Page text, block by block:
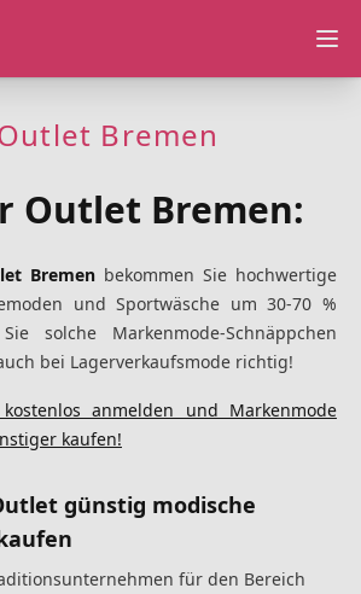
Bremen
Outlet Bremen:
Bremen bekommen Sie hochwertige
und Sportwäsche um 30-70 %
solche Markenmode-Schnäppchen
bei Lagerverkaufsmode richtig!
anmelden und Markenmode
kaufen!
günstig modische
für den Bereich